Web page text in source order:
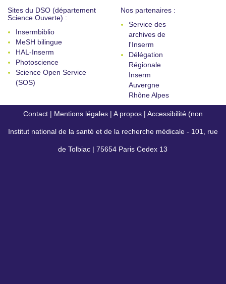
Sites du DSO (département
Science Ouverte) :
Insermbiblio
MeSH bilingue
HAL-Inserm
Photoscience
Science Open Service
(SOS)
Nos partenaires :
Service des
archives de
l'Inserm
Délégation
Régionale
Inserm
Auvergne
Rhône Alpes
Contact | Mentions légales | A propos | Accessibilité (non
conforme)
Institut national de la santé et de la recherche médicale - 101, rue
de Tolbiac | 75654 Paris Cedex 13